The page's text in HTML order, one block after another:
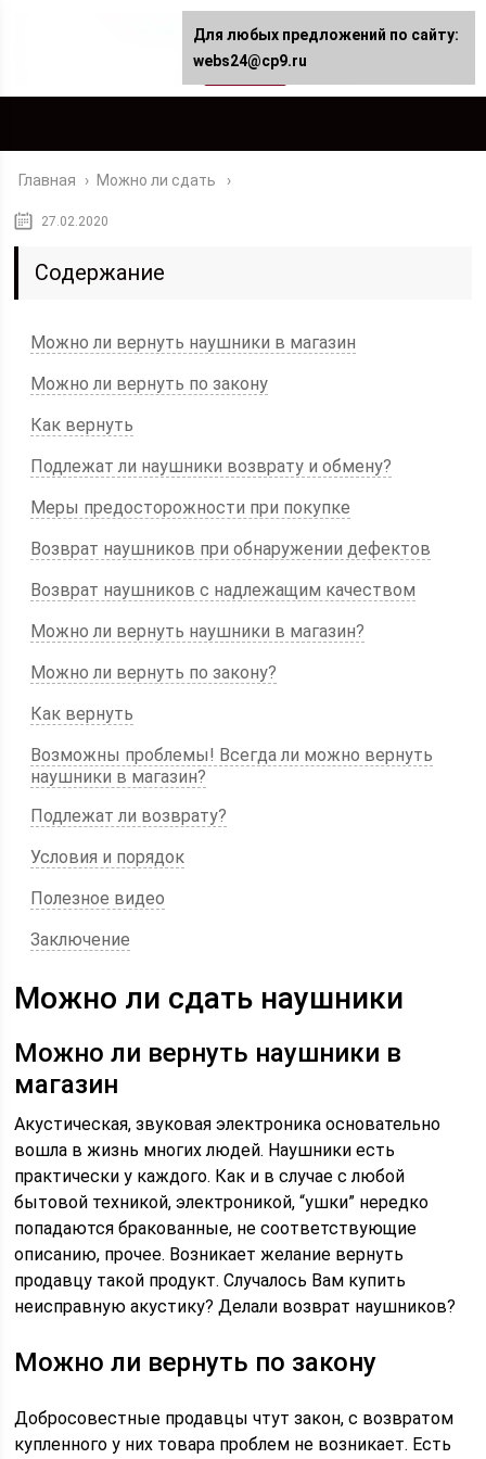
Главная › Можно ли сдать
27.02.2020
Содержание
Можно ли вернуть наушники в магазин
Можно ли вернуть по закону
Как вернуть
Подлежат ли наушники возврату и обмену?
Меры предосторожности при покупке
Возврат наушников при обнаружении дефектов
Возврат наушников с надлежащим качеством
Можно ли вернуть наушники в магазин?
Можно ли вернуть по закону?
Как вернуть
Возможны проблемы! Всегда ли можно вернуть
наушники в магазин?
Подлежат ли возврату?
Условия и порядок
Полезное видео
Заключение
Можно ли сдать наушники
Можно ли вернуть наушники в
магазин
Акустическая, звуковая электроника основательно
вошла в жизнь многих людей. Наушники есть
практически у каждого. Как и в случае с любой
бытовой техникой, электроникой, “ушки” нередко
попадаются бракованные, не соответствующие
описанию, прочее. Возникает желание вернуть
продавцу такой продукт. Случалось Вам купить
неисправную акустику? Делали возврат наушников?
Можно ли вернуть по закону
Добросовестные продавцы чтут закон, с возвратом
купленного у них товара проблем не возникает. Есть
Для любых предложений по сайту:
webs24@cp9.ru